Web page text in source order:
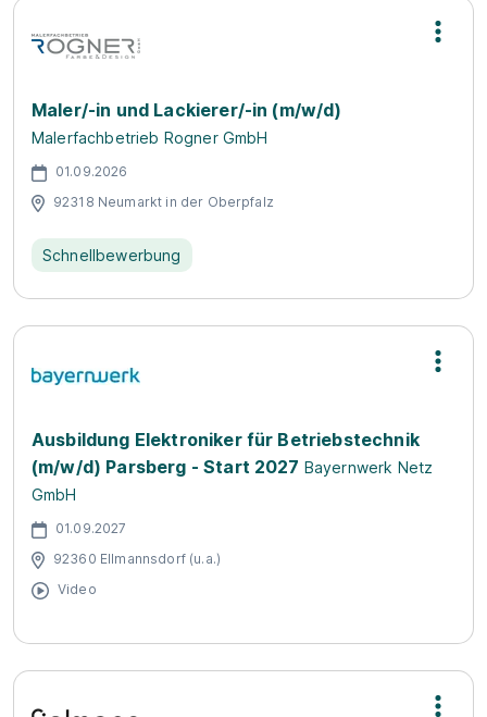
Maler/-in und Lackierer/-in (m/w/d)
Malerfachbetrieb Rogner GmbH
01.09.2026
92318 Neumarkt in der Oberpfalz
Schnellbewerbung
Ausbildung Elektroniker für Betriebstechnik
(m/w/d) Parsberg - Start 2027 Bayernwerk Netz
GmbH
01.09.2027
92360 Ellmannsdorf (u.a.)
Video